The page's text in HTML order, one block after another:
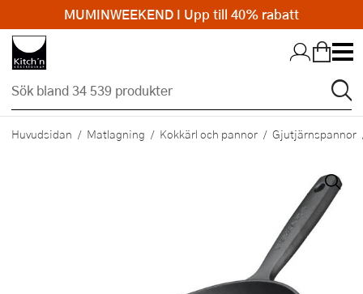
Hopp till huvudinnehållet
Huvudsidan Matlagning Kokkärl och pannor Gjutjärnspannor
MUMINWEEKEND I Upp till 40% rabatt